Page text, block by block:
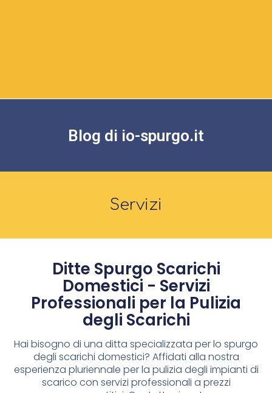
Blog di io-spurgo.it
Servizi
Ditte Spurgo Scarichi
Domestici - Servizi
Professionali per la Pulizia
degli Scarichi
Hai bisogno di una ditta specializzata per lo spurgo
degli scarichi domestici? Affidati alla nostra
esperienza pluriennale per la pulizia degli impianti di
scarico con servizi professionali a prezzi